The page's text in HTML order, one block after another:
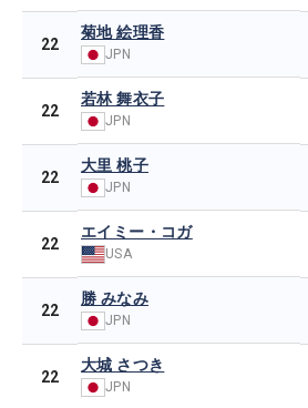
22
菊地 絵理香
JPN
22
若林 舞衣子
JPN
22
大里 桃子
JPN
22
エイミー・コガ
USA
22
勝 みなみ
JPN
22
大城 さつき
JPN